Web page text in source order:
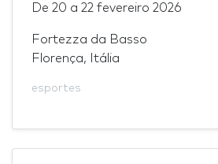
De 20 a 22 fevereiro 2026
Fortezza da Basso
Florença, Itália
esportes